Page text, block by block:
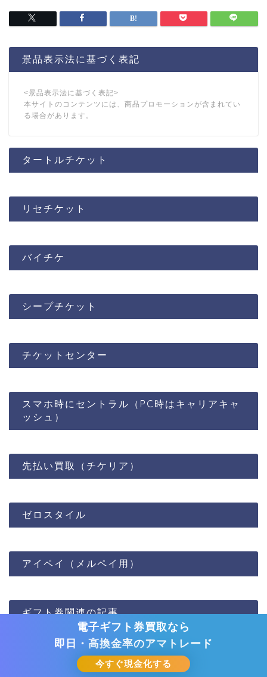
景品表示法に基づく表記
<景品表示法に基づく表記>
本サイトのコンテンツには、商品プロモーションが含まれてい
る場合があります。
タートルチケット
先払い買取で現金化！
審査なし【タートルチケット】
先払い買取を利用する
リセチケット
先払い買取で現金化！
審査なし【リセチケット】
先払い買取を利用する
バイチケ
先払い買取で現金化！
審査なし【バイチケ】
先払い買取を利用する
シープチケット
先払い買取で現金化！
審査なし【シープチケット】
先払い買取を利用する
チケットセンター
先払い買取で現金化！
審査なし【チケットセンター】
先払い買取を利用する
スマホ時にセントラル（PC時はキャリアキャ
ッシュ）
独自審査で柔軟対応
即日融資なら【セントラル】へ
今すぐ借りる
先払い買取（チケリア）
先払い買取で現金化！
審査なしOK【チケリア】
先払い買取を利用する
ゼロスタイル
クレジットカードを即現金化！
ゼロスタイル
今すぐ現金化する
アイペイ（メルペイ用）
メルペイを即日換金！
【アイペイ】
今すぐ現金化する
ギフト券関連の記事
電子ギフト券買取なら
即日・高換金率のアマトレード
今すぐ現金化する
後払い全般
Apple Payの後払いは現金化できる？情報をまとめてみた